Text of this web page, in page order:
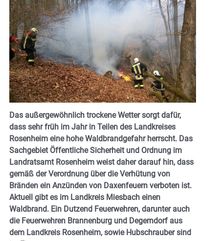
Das außergewöhnlich trockene Wetter sorgt dafür,
dass sehr früh im Jahr in Teilen des Landkreises
Rosenheim eine hohe Waldbrandgefahr herrscht. Das
Sachgebiet Öffentliche Sicherheit und Ordnung im
Landratsamt Rosenheim weist daher darauf hin, dass
gemäß der Verordnung über die Verhütung von
Bränden ein Anzünden von Daxenfeuern verboten ist.
Aktuell gibt es im Landkreis Miesbach einen
Waldbrand. Ein Dutzend Feuerwehren, darunter auch
die Feuerwehren Brannenburg und Degerndorf aus
dem Landkreis Rosenheim, sowie Hubschrauber sind